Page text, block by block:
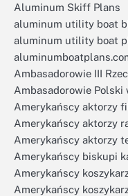
Aluminum Skiff Plans
aluminum utility boat
aluminum utility boat
Ambasadorowie III
Ambasadorowie
Amerykańscy aktorzy
Amerykańscy aktorzy
Amerykańscy aktorzy
Amerykańscy biskupi
Amerykańscy
Amerykańscy